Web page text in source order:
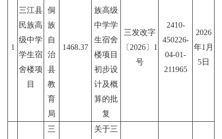
1
三江县
民族高
级中学
学生宿
舍楼项
目
侗
族
自
治
县
教
育
局
1468.37
族高级
中学学
生宿舍
楼项目
初步设
计及概
算的批
复
三发改字
〔2026〕1
号
2410-
450226-
04-01-
211965
2026
年1月
5日
三
关于三